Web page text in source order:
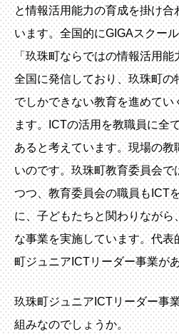
と情報活用能力の育成を掛け
います。全国的にGIGAスクー
「玖珠町ならではの情報活用
全国に発信しており、玖珠町の
でしかできない教育を進めて
ます。ICTの活用を教職員に全
あると考えています。現場の
いのです。玖珠町教育委員会
つつ、教育委員会の職員もICT
に、子どもたちと関わりなが
な事業を実施しています。代
町ジュニアICTリーダー事業が
玖珠町ジュニアICTリーダー事
組みなのでしょうか。